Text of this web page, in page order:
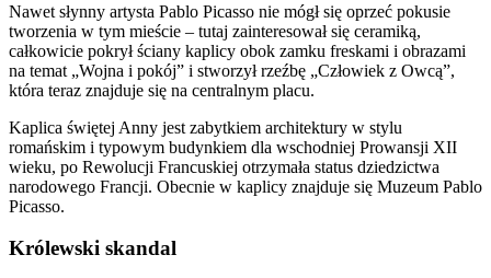
Nawet słynny artysta Pablo Picasso nie mógł się oprzeć pokusie
tworzenia w tym mieście – tutaj zainteresował się ceramiką,
całkowicie pokrył ściany kaplicy obok zamku freskami i obrazami
na temat „Wojna i pokój” i stworzył rzeźbę „Człowiek z Owcą”,
która teraz znajduje się na centralnym placu.
Kaplica świętej Anny jest zabytkiem architektury w stylu
romańskim i typowym budynkiem dla wschodniej Prowansji XII
wieku, po Rewolucji Francuskiej otrzymała status dziedzictwa
narodowego Francji. Obecnie w kaplicy znajduje się Muzeum Pablo
Picasso.
Królewski skandal